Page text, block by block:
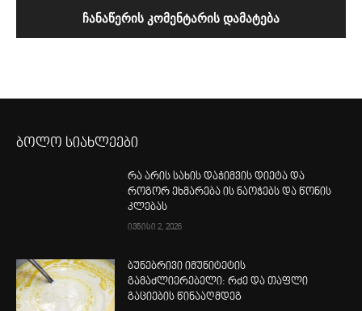
ბოლო სიახლეები
რა არის სახის დაჭიმვის დიეტა და
როგორ ეხმარება ის ნაოჭებს და წონის
კლებას
ივნისი 2, 2026
ბუნებრივი იმუნიტეტის
გამაძლიერებელი: რძე და თაფლი
გაციების წინააღმდეგ